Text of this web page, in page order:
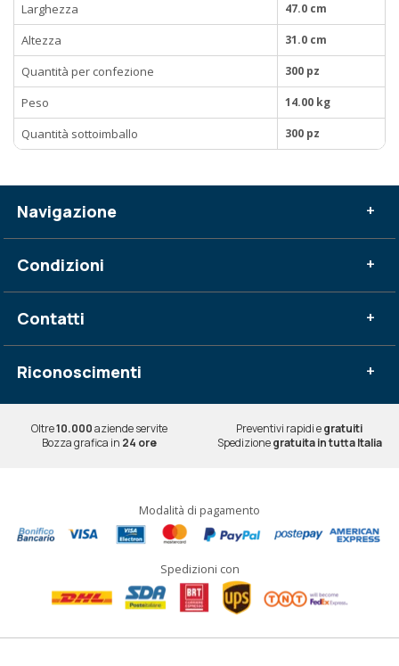
Larghezza
47.0 cm
Altezza 31.0 cm
Quantità per confezione 300 pz
Peso 14.00 kg
Quantità sottoimballo 300 pz
Navigazione +
Condizioni +
Contatti +
Riconoscimenti +
Oltre10.000aziende servite Preventivi rapidi egratuiti
Bozza grafica in 24 ore Spedizionegratuita in tutta Italia
Modalità di pagamento
Spedizioni con